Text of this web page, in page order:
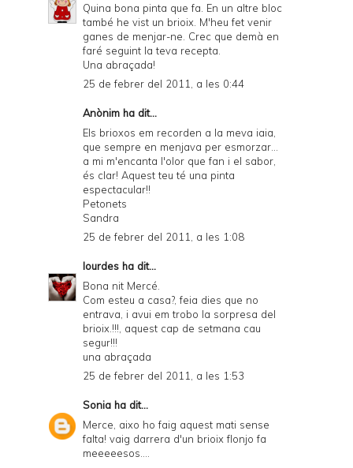
Quina bona pinta que fa. En un altre bloc
també he vist un brioix. M'heu fet venir
ganes de menjar-ne. Crec que demà en
faré seguint la teva recepta.
Una abraçada!
25 de febrer del 2011, a les 0:44
Anònim ha dit...
Els brioxos em recorden a la meva iaia,
que sempre en menjava per esmorzar...
a mi m'encanta l'olor que fan i el sabor,
és clar! Aquest teu té una pinta
espectacular!!
Petonets
Sandra
25 de febrer del 2011, a les 1:08
lourdes ha dit...
Bona nit Mercé.
Com esteu a casa?, feia dies que no
entrava, i avui em trobo la sorpresa del
brioix.!!!, aquest cap de setmana cau
segur!!!
una abraçada
25 de febrer del 2011, a les 1:53
Sonia ha dit...
Merce, aixo ho faig aquest mati sense
falta! vaig darrera d'un brioix flonjo fa
meeeeesos....